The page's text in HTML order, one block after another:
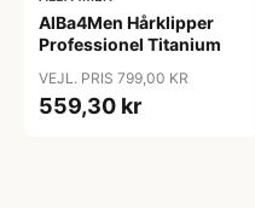
AlBa4Men Hårklipper
Professionel Titanium
VEJL. PRIS 799,00 KR
559,30 kr